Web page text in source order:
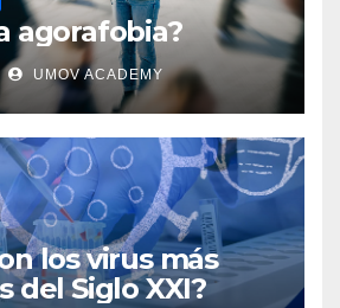
agorafobia?
UMOV ACADEMY
los virus más
del Siglo XXI?